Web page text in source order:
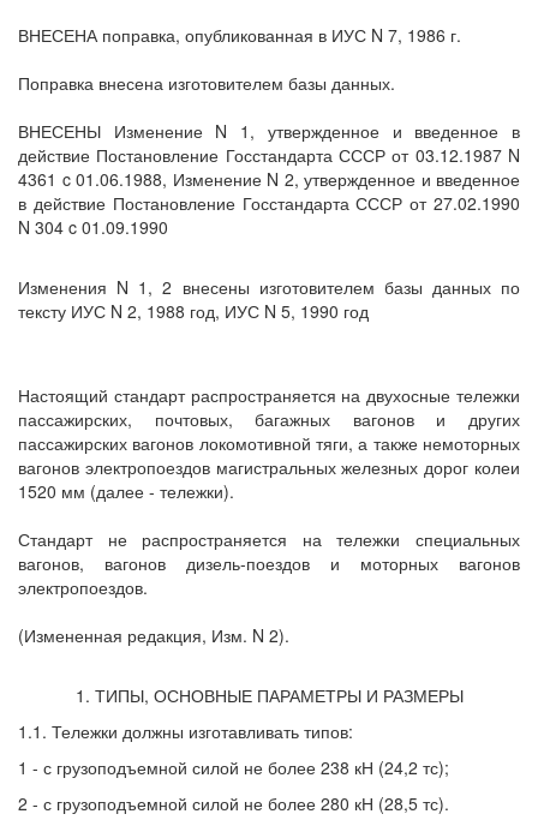
ВНЕСЕНА поправка, опубликованная в ИУС N 7, 1986 г.
Поправка внесена изготовителем базы данных.
ВНЕСЕНЫ Изменение N 1, утвержденное и введенное в
действие Постановление Госстандарта СССР от 03.12.1987 N
4361 c 01.06.1988, Изменение N 2, утвержденное и введенное
в действие Постановление Госстандарта СССР от 27.02.1990
N 304 c 01.09.1990
Изменения N 1, 2 внесены изготовителем базы данных по
тексту ИУС N 2, 1988 год, ИУС N 5, 1990 год
Настоящий стандарт распространяется на двухосные тележки
пассажирских, почтовых, багажных вагонов и других
пассажирских вагонов локомотивной тяги, а также немоторных
вагонов электропоездов магистральных железных дорог колеи
1520 мм (далее - тележки).
Стандарт не распространяется на тележки специальных
вагонов, вагонов дизель-поездов и моторных вагонов
электропоездов.
(Измененная редакция, Изм. N 2).
1. ТИПЫ, ОСНОВНЫЕ ПАРАМЕТРЫ И РАЗМЕРЫ
1.1. Тележки должны изготавливать типов:
1 - с грузоподъемной силой не более 238 кН (24,2 тс);
2 - с грузоподъемной силой не более 280 кН (28,5 тс).